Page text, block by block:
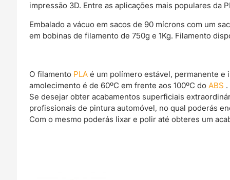
impressão 3D. Entre as aplicações mais populares da
Embalado a vácuo em sacos de 90 mícrons com um
em bobinas de filamento de 750g e 1Kg. Filamento
O filamento PLA é um polímero estável, permanente
amolecimento é de 60ºC em frente aos 100ºC doABS .
Se desejar obter acabamentos superficiais
profissionais de pintura automóvel, no qual poderás
Com o mesmo poderás lixar e polir até obteres um